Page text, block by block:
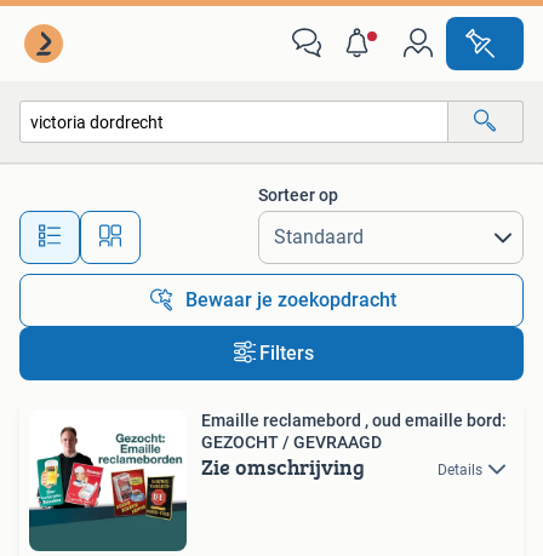
Alle afstanden…
Sorteer op
Bewaar je zoekopdracht
Filters
Emaille reclamebord , oud emaille bord:
GEZOCHT / GEVRAAGD
Zie omschrijving Details